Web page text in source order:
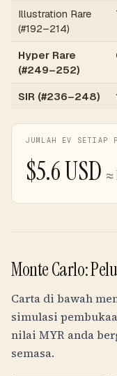
Illustration Rare
(#192–214)
Hyper Rare
(#249–252)
SIR (#236–248)
JUMLAH EV SETIAP
$5.6USD ≈
Monte Carlo:
Carta di bawah
simulasi
nilai MYR anda
semasa.